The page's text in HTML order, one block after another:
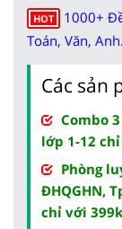
HOT
1000+
Toán, Văn,
Các sản
Combo
lớp 1-12
Phòng
ĐHQGHN,
chỉ với 399k